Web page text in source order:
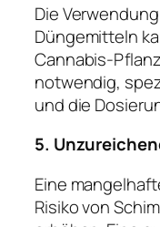
Die
Düngemitteln
Cannabis-
notwendig,
und die
5.
Eine
Risiko von